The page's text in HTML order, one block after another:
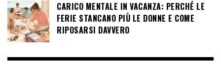
CARICO MENTALE IN VACANZA: PERCHÉ LE
FERIE STANCANO PIÙ LE DONNE E COME
RIPOSARSI DAVVERO